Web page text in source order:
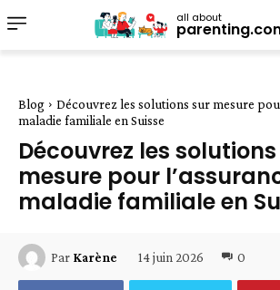
all about
Blog
Découvrez les solutions sur mesure
maladie familiale en Suisse
Découvrez les
mesure pour
maladie familiale en
Par Karène 14 juin 2026 0